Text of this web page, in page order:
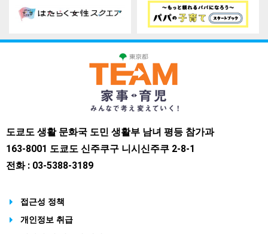
도쿄도 생활 문화국 도민 생활부 남녀 평등 참가과
163-8001 도쿄도 신주쿠구 니시신주쿠 2-8-1
전화 : 03-5388-3189
접근성 정책
개인정보 취급